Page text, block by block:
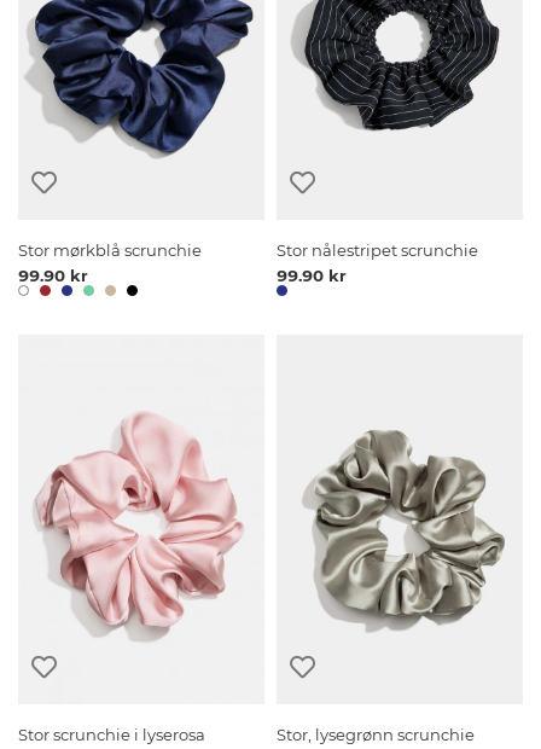
Stor mørkblå scrunchie
99.90 kr
Stor nålestripet scrunchie
99.90 kr
Stor scrunchie i lyserosa
Stor, lysegrønn scrunchie